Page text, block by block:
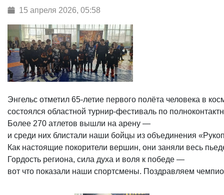
15 апреля 2026, 05:58
Энгельс отметил 65‑летие первого полёта человека в
состоялся областной турнир‑фестиваль по
Более 270 атлетов вышли на арену —
и среди них блистали наши бойцы из объединения
Как настоящие покорители вершин, они заняли весь
Гордость региона, сила духа и воля к победе —
вот что показали наши спортсмены. Поздравляем